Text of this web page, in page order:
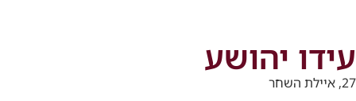
עידו יהושע
27, איילת השחר